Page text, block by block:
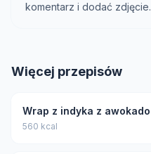
komentarz i dodać zdjęcie.
Więcej przepisów
Wrap z indyka z awokado
560 kcal